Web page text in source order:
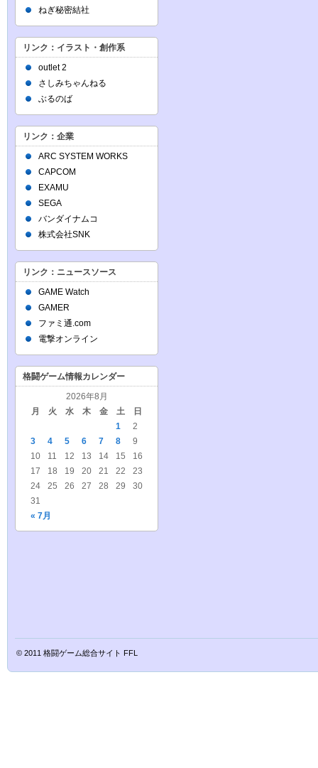
ねぎ秘密結社
リンク：イラスト・創作系
outlet 2
さしみちゃんねる
ぶるのば
リンク：企業
ARC SYSTEM WORKS
CAPCOM
EXAMU
SEGA
バンダイナムコ
株式会社SNK
リンク：ニュースソース
GAME Watch
GAMER
ファミ通.com
電撃オンライン
格闘ゲーム情報カレンダー
2026年8月
月
火 水 木 金 土 日
« 7月
1
2
3
4 5 6 7 8
9
10
11 12 13 14 15
16
17
18 19 20 21 22
23
24
25 26 27 28 29
30
31
© 2011 格闘ゲーム総合サイト FFL